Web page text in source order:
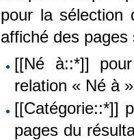
pour la sélection
affiché des
[[Né à::*]]
relation « Né à
[[Catégorie::*]]
pages du